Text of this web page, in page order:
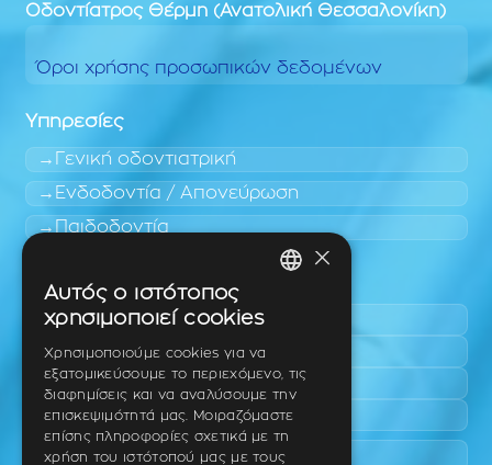
Οδοντίατρος Θέρμη (Ανατολική Θεσσαλονίκη)
Όροι χρήσης προσωπικών δεδομένων
Υπηρεσίες
Γενική οδοντιατρική
Ενδοδοντία / Απονεύρωση
Παιδοδοντία
Πυλαία
Τριάδι
Νέο Ρύσιο
Επανομή
Περαία
×
Αυτός ο ιστότοπος
χρησιμοποιεί cookies
Χρησιμοποιούμε cookies για να
εξατομικεύσουμε το περιεχόμενο, τις
διαφημίσεις και να αναλύσουμε την
επισκεψιμότητά μας. Μοιραζόμαστε
επίσης πληροφορίες σχετικά με τη
χρήση του ιστότοπού μας με τους